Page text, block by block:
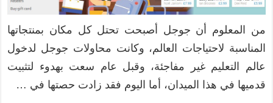
من المعلوم أن جوجل أصبحت تحتل كل مكان بمنتجاتها
المناسبة لاحتياجات العالم، وكانت محاولات جوجل لدخول
عالم التعليم غير مفاجئة، وقبل عام سعت بهدوء لتثبيت
قدميها في هذا الميدان، أما اليوم فقد زادت حصتها في …